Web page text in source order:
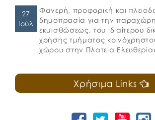
27
Ιούλ
Φανερή, προφορική και
δημοπρασία για την
εκμισθώσεως, του ιδιαίτερου
χρήσης τμήματος
χώρου στην Πλατεία
Χρήσιμα Links